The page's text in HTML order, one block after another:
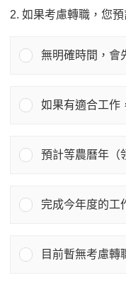
2. 如果考慮轉職，您
無明確時間，會
如果有適合工作
預計等農曆年（
完成今年度的工
目前暫無考慮轉